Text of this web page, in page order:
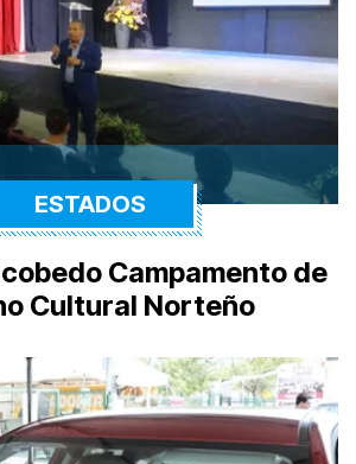
ESTADOS
Campamento de
Cultural Norteño